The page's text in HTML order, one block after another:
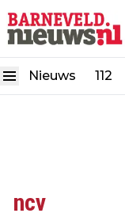
Nieuws 112
ncv